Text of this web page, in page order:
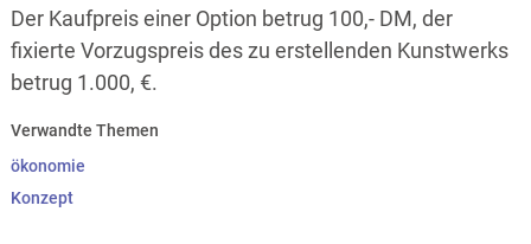
Der Kaufpreis einer Option betrug 100,- DM, der
fixierte Vorzugspreis des zu erstellenden Kunstwerks
betrug 1.000, €.
Verwandte Themen
ökonomie
Konzept